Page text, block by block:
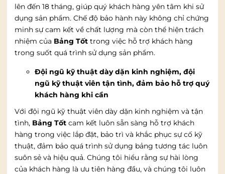
lên đến 18 tháng, giúp quý khách hàng yên tâm khi sử
dụng sản phẩm. Chế độ bảo hành này không chỉ chứng
minh sự cam kết về chất lượng mà còn thể hiện trách
nhiệm của Bảng Tốt trong việc hỗ trợ khách hàng
trong suốt quá trình sử dụng sản phẩm.
Đội ngũ kỹ thuật dày dặn kinh nghiệm, đội
ngũ kỹ thuật viên tận tình, đảm bảo hỗ trợ quý
khách hàng khi cần
Với đội ngũ kỹ thuật viên dày dặn kinh nghiệm và tận
tình, Bảng Tốt cam kết luôn sẵn sàng hỗ trợ khách
hàng trong việc lắp đặt, bảo trì và khắc phục sự cố kỹ
thuật, đảm bảo quá trình sử dụng bảng tương tác luôn
suôn sẻ và hiệu quả. Chúng tôi hiểu rằng sự hài lòng
của khách hàng là ưu tiên hàng đầu, và chúng tôi luôn